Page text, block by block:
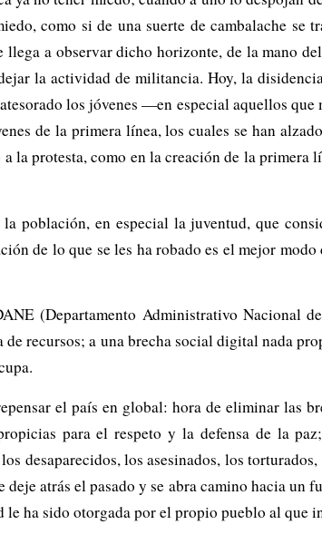
como si de una suerte de cambalache se
llega a observar dicho horizonte, de la mano
la actividad de militancia. Hoy, la
los jóvenes —en especial aquellos
de la primera línea, los cuales se han
la protesta, como en la creación de la primera
población, en especial la juventud, que
de lo que se les ha robado es el mejor
(Departamento Administrativo Nacional
recursos; a una brecha social digital nada
el país en global: hora de eliminar las
para el respeto y la defensa de la
desaparecidos, los asesinados, los
atrás el pasado y se abra camino hacia un
ha sido otorgada por el propio pueblo al que